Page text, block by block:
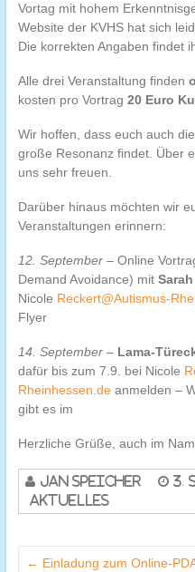
Vortag mit hohem
Website der KVHS hat sich
Die korrekten Angaben findet
Alle drei Veranstaltung finden
kosten pro Vortrag 20 Euro
Wir hoffen, dass euch auch
große Resonanz findet. Über
uns sehr freuen.
Darüber hinaus möchten wir
Veranstaltungen erinnern:
12. September– Online
Demand Avoidance) mit
Nicole Reckert@Autismus-
Flyer
14. September – Lama-
dafür bis zum 7.9. bei Nicole
Rheinhessen.deanmelden –
gibt es im
Herzliche Grüße, auch im
Jan Speicher
3.
Aktuelles
← Einladung zum Online-